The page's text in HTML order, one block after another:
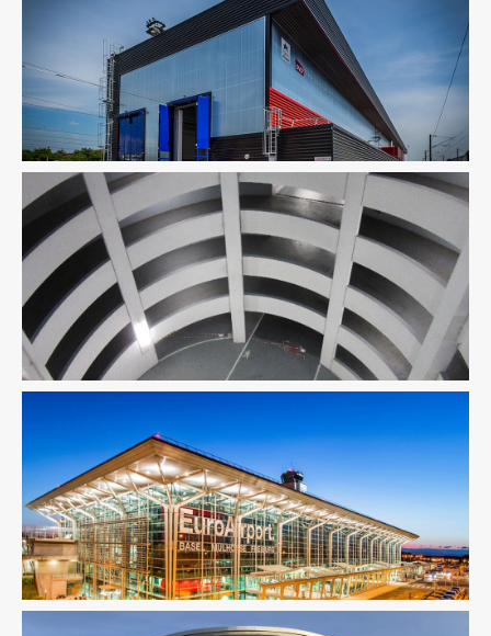
Infrastructure Ingenierie TCE Pilotage D'opération /
MOEX
Thermique VRD
Infrastructure Thermique
Fluides Infrastructure Ingenierie TCE Pilotage D'opération /
MOEX Structure VRD